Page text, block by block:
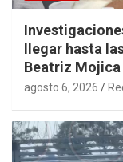
llegar hasta
Beatriz Mojica
agosto 6, 2026